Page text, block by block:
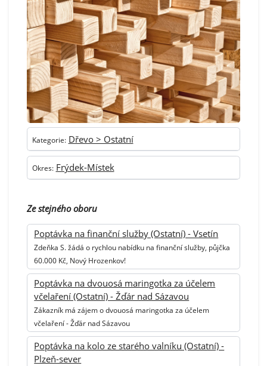
Kategorie: Dřevo > Ostatní
Okres: Frýdek-Místek
Ze stejného oboru
Poptávka na finanční služby (Ostatní) - Vsetín
Zdeňka S. žádá o rychlou nabídku na finanční služby, půjčka
60.000 Kč, Nový Hrozenkov!
Poptávka na dvouosá maringotka za účelem
včelaření (Ostatní) - Žďár nad Sázavou
Zákazník má zájem o dvouosá maringotka za účelem
včelaření - Žďár nad Sázavou
Poptávka na kolo ze starého valníku (Ostatní) -
Plzeň-sever